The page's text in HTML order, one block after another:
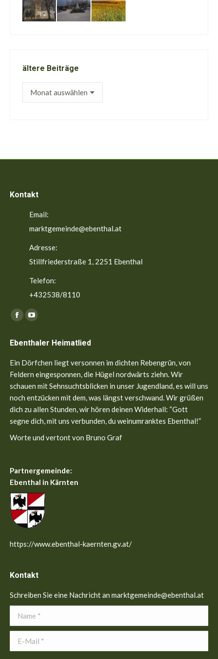
ältere Beiträge
ältere
Kontakt
Email:
marktgemeinde@ebenthal.at
Adresse:
Stillfriederstraße 1, 2251 Ebenthal
Telefon:
+432538/8110
Finden Sie uns auf:
Facebook
opens
in
new
window
YouTube
opens
in
new
window
Ebenthaler Heimatlied
Ein Dörfchen liegt versonnen im dichten Rebengrün, von
Feldern eingesponnen, die Hügel nordwärts ziehn. Wir
schauen mit Sehnsuchtsblicken in unser Jugendland, es will uns
noch entzücken mit dem, was längst verschwand. Wir grüßen
dich zu allen Stunden, wir hören deinen Widerhall: “Gott
segne dich, mit uns verbunden, du weinumranktes Ebenthal!”
Worte und vertont von Bruno Graf
Partnergemeinde:
Ebenthal in Kärnten
https://www.ebenthal-kaernten.gv.at/
Kontakt
Schreiben Sie eine Nachricht an marktgemeinde@ebenthal.at
Name *
E-Mail *